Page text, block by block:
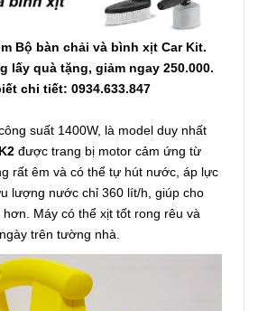
Bộ bàn chải và bình xịt Car Kit.
lấy quà tặng, giảm ngay 250.000.
chi tiết: 0934.633.847
suất 1400W, là model duy nhất
được trang bị motor cảm ứng từ
rất êm và có thể tự hút nước, áp lực
lượng nước chỉ 360 lít/h, giúp cho
Máy có thể xịt tốt rong rêu và
trên tường nhà.